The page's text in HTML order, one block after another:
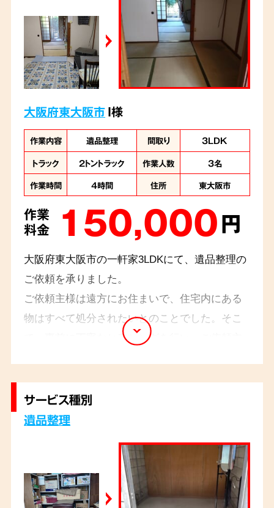
大阪府東大阪市I様
作業内容 遺品整理 間取り
3LDK
トラック
2トントラック 作業人数
3名
作業時間
4時間 住所 東大阪市
作業
料金
150,000円
大阪府東大阪市の一軒家3LDKにて、遺品整理の
ご依頼を承りました。
ご依頼主様は遠方にお住まいで、住宅内にある
物はすべて処分されたいとのことでした。そこ
で、事前に丁寧なヒアリングを行い、ご依頼主
でしたが、ご依頼主様には、作業前後のご報
告、お写真でのご確認など、連絡をこまめに取
サービス種別
遺品整理